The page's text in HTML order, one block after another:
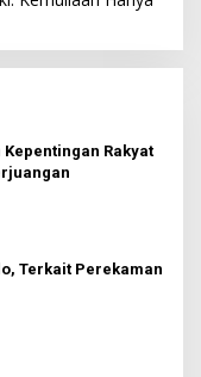
Kepentingan Rakyat
Terkait Perekaman